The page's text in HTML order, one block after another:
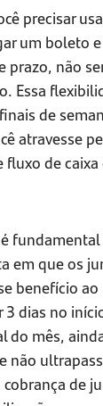
precisar
um boleto
prazo, não
Essa
de
atravesse
fluxo de
fundamental
em que os
benefício
dias no
do mês,
não
de